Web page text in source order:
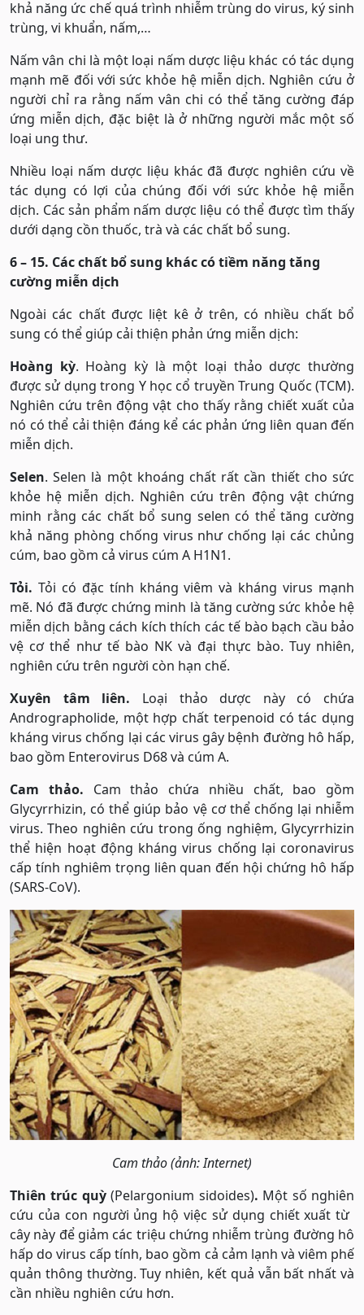
khả năng ức chế quá trình nhiễm trùng do virus, ký sinh
trùng, vi khuẩn, nấm,…
Nấm vân chi là một loại nấm dược liệu khác có tác dụng
mạnh mẽ đối với sức khỏe hệ miễn dịch. Nghiên cứu ở
người chỉ ra rằng nấm vân chi có thể tăng cường đáp
ứng miễn dịch, đặc biệt là ở những người mắc một số
loại ung thư.
Nhiều loại nấm dược liệu khác đã được nghiên cứu về
tác dụng có lợi của chúng đối với sức khỏe hệ miễn
dịch. Các sản phẩm nấm dược liệu có thể được tìm thấy
dưới dạng cồn thuốc, trà và các chất bổ sung.
6 – 15. Các chất bổ sung khác có tiềm năng tăng
cường miễn dịch
Ngoài các chất được liệt kê ở trên, có nhiều chất bổ
sung có thể giúp cải thiện phản ứng miễn dịch:
Hoàng kỳ. Hoàng kỳ là một loại thảo dược thường
được sử dụng trong Y học cổ truyền Trung Quốc (TCM).
Nghiên cứu trên động vật cho thấy rằng chiết xuất của
nó có thể cải thiện đáng kể các phản ứng liên quan đến
miễn dịch.
Selen. Selen là một khoáng chất rất cần thiết cho sức
khỏe hệ miễn dịch. Nghiên cứu trên động vật chứng
minh rằng các chất bổ sung selen có thể tăng cường
khả năng phòng chống virus như chống lại các chủng
cúm, bao gồm cả virus cúm A H1N1.
Tỏi. Tỏi có đặc tính kháng viêm và kháng virus mạnh
mẽ. Nó đã được chứng minh là tăng cường sức khỏe hệ
miễn dịch bằng cách kích thích các tế bào bạch cầu bảo
vệ cơ thể như tế bào NK và đại thực bào. Tuy nhiên,
nghiên cứu trên người còn hạn chế.
Xuyên tâm liên. Loại thảo dược này có chứa
Andrographolide, một hợp chất terpenoid có tác dụng
kháng virus chống lại các virus gây bệnh đường hô hấp,
bao gồm Enterovirus D68 và cúm A.
Cam thảo. Cam thảo chứa nhiều chất, bao gồm
Glycyrrhizin, có thể giúp bảo vệ cơ thể chống lại nhiễm
virus. Theo nghiên cứu trong ống nghiệm, Glycyrrhizin
thể hiện hoạt động kháng virus chống lại coronavirus
cấp tính nghiêm trọng liên quan đến hội chứng hô hấp
(SARS-CoV).
Cam thảo (ảnh: Internet)
Thiên trúc quỳ(Pelargonium sidoides). Một số nghiên
cứu của con người ủng hộ việc sử dụng chiết xuất từ ​​
cây này để giảm các triệu chứng nhiễm trùng đường hô
hấp do virus cấp tính, bao gồm cả cảm lạnh và viêm phế
quản thông thường. Tuy nhiên, kết quả vẫn bất nhất và
cần nhiều nghiên cứu hơn.